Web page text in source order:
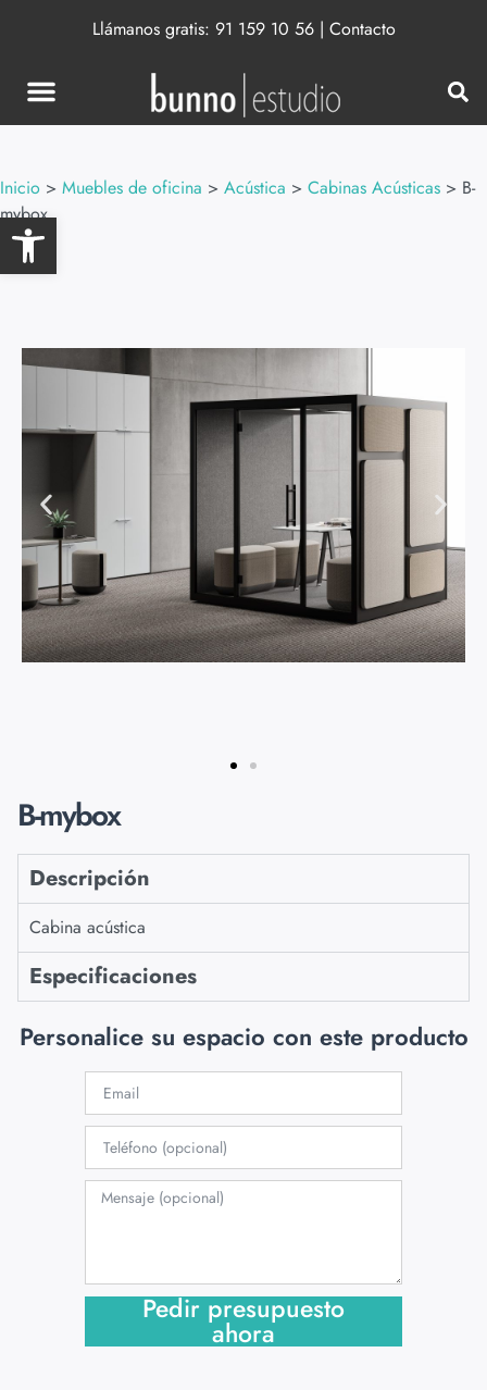
Abrir barra de herramientas
Llámanos gratis: 91 159 10 56| Contacto
Inicio > Muebles de oficina > Acústica > Cabinas Acústicas > B-
mybox
B-mybox
Descripción
Cabina acústica
Especificaciones
Personalice su espacio con este producto
Pedir presupuesto
ahora